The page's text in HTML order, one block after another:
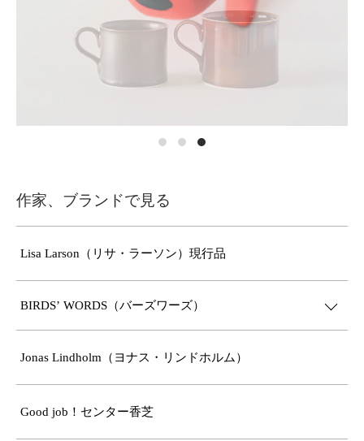
作家、ブランドで見る
Lisa Larson（リサ・ラーソン）現行品
BIRDS’ WORDS（バーズワーズ）
Jonas Lindholm（ヨナス・リンドホルム）
Good job！センター香芝